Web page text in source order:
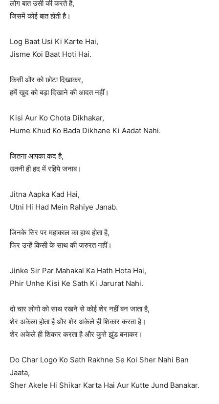
लोग बात उसी की करते है,
जिसमें कोई बात होती है।
Log Baat Usi Ki Karte Hai,
Jisme Koi Baat Hoti Hai.
किसी और को छोटा दिखाकर,
हमें खुद को बड़ा दिखाने की आदत नहीं।
Kisi Aur Ko Chota Dikhakar,
Hume Khud Ko Bada Dikhane Ki Aadat Nahi.
जितना आपका कद है,
उतनी ही हद में रहिये जनाब।
Jitna Aapka Kad Hai,
Utni Hi Had Mein Rahiye Janab.
जिनके सिर पर महाकाल का हाथ होता है,
फिर उन्हें किसी के साथ की जरुरत नहीं।
Jinke Sir Par Mahakal Ka Hath Hota Hai,
Phir Unhe Kisi Ke Sath Ki Jarurat Nahi.
दो चार लोगो को साथ रखने से कोई शेर नहीं बन जाता है,
शेर अकेला होता है और शेर अकेले ही शिकार करता है।
शेर अकेले ही शिकार करता है और कुत्ते झुंड बनाकर।
Do Char Logo Ko Sath Rakhne Se Koi Sher Nahi Ban
Jaata,
Sher Akele Hi Shikar Karta Hai Aur Kutte Jund Banakar.